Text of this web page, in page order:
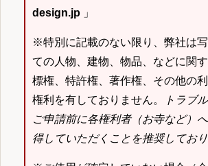
design.jp 」
※特別に記載のない限り、弊社は
ての人物、建物、物品、などに関
標権、特許権、著作権、その他の
権利を有しておりません。
トラブ
ご申請前に各権利者（お寺など）
得していただくことを推奨しており